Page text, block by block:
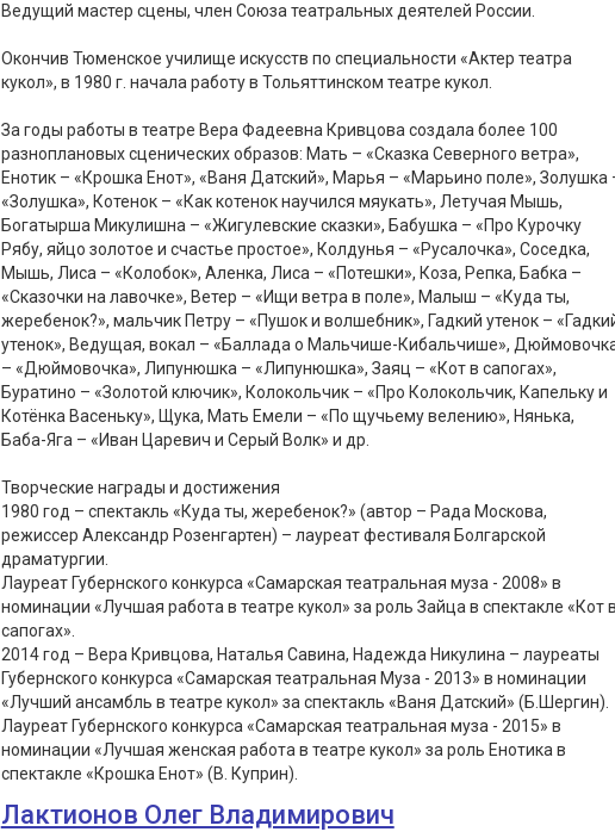
Ведущий мастер сцены, член Союза театральных деятелей России.
Окончив Тюменское училище искусств по специальности «Актер театра
кукол», в 1980 г. начала работу в Тольяттинском театре кукол.
За годы работы в театре Вера Фадеевна Кривцова создала более 100
разноплановых сценических образов: Мать – «Сказка Северного ветра»,
Енотик – «Крошка Енот», «Ваня Датский», Марья – «Марьино поле», Золушка
«Золушка», Котенок – «Как котенок научился мяукать», Летучая Мышь,
Богатырша Микулишна – «Жигулевские сказки», Бабушка – «Про Курочку
Рябу, яйцо золотое и счастье простое», Колдунья – «Русалочка», Соседка,
Мышь, Лиса – «Колобок», Аленка, Лиса – «Потешки», Коза, Репка, Бабка –
«Сказочки на лавочке», Ветер – «Ищи ветра в поле», Малыш – «Куда ты,
жеребенок?», мальчик Петру – «Пушок и волшебник», Гадкий утенок –
утенок», Ведущая, вокал – «Баллада о Мальчише-Кибальчише»,
– «Дюймовочка», Липунюшка – «Липунюшка», Заяц – «Кот в сапогах»,
Буратино – «Золотой ключик», Колокольчик – «Про Колокольчик, Капельку и
Котёнка Васеньку», Щука, Мать Емели – «По щучьему велению», Нянька,
Баба-Яга – «Иван Царевич и Серый Волк» и др.
Творческие награды и достижения
1980 год – спектакль «Куда ты, жеребенок?» (автор – Рада Москова,
режиссер Александр Розенгартен) – лауреат фестиваля Болгарской
драматургии.
Лауреат Губернского конкурса «Самарская театральная муза - 2008» в
номинации «Лучшая работа в театре кукол» за роль Зайца в спектакле «Кот
сапогах».
2014 год – Вера Кривцова, Наталья Савина, Надежда Никулина – лауреаты
Губернского конкурса «Самарская театральная Муза - 2013» в номинации
«Лучший ансамбль в театре кукол» за спектакль «Ваня Датский» (Б.Шергин).
Лауреат Губернского конкурса «Самарская театральная муза - 2015» в
номинации «Лучшая женская работа в театре кукол» за роль Енотика в
спектакле «Крошка Енот» (В. Куприн).
Лактионов Олег Владимирович